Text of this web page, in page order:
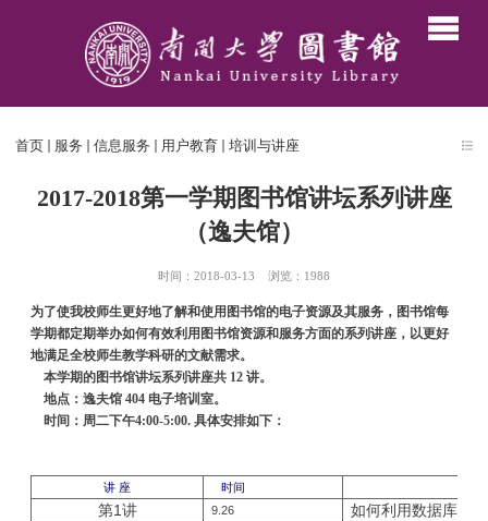
首页 服务 信息服务 用户教育 培训与讲座
2017-2018第一学期图书馆讲坛系列讲座
（逸夫馆）
时间：2018-03-13 浏览： 1988
为了使我校师生更好地了解和使用图书馆的电子资源及其服务，图书馆每
学期都定期举办如何有效利用图书馆资源和服务方面的系列讲座，以更好
地满足全校师生教学科研的文献需求。
本学期的图书馆讲坛系列讲座共 12 讲。
地点： 逸夫馆 404 电子培训室。
时间：周二下午4:00-5:00. 具体安排如下：
讲 座 时间
第1讲 9.26
如何利用数据库进